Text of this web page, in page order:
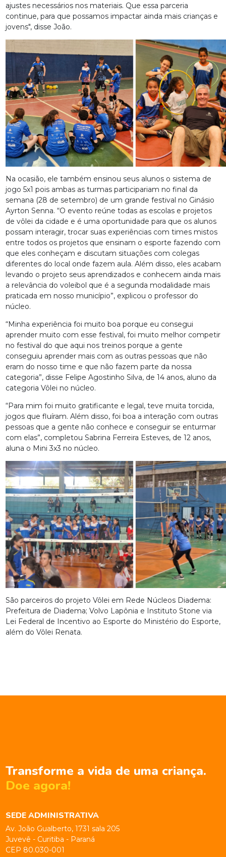
ajustes necessários nos materiais. Que essa parceria
continue, para que possamos impactar ainda mais crianças e
jovens", disse João.
Na ocasião, ele também ensinou seus alunos o sistema de
jogo 5x1 pois ambas as turmas participariam no final da
semana (28 de setembro) de um grande festival no Ginásio
Ayrton Senna. “O evento reúne todas as escolas e projetos
de vôlei da cidade e é uma oportunidade para que os alunos
possam interagir, trocar suas experiências com times mistos
entre todos os projetos que ensinam o esporte fazendo com
que eles conheçam e discutam situações com colegas
diferentes do local onde fazem aula. Além disso, eles acabam
levando o projeto seus aprendizados e conhecem ainda mais
a relevância do voleibol que é a segunda modalidade mais
praticada em nosso município”, explicou o professor do
núcleo.
“Minha experiência foi muito boa porque eu consegui
aprender muito com esse festival, foi muito melhor competir
no festival do que aqui nos treinos porque a gente
conseguiu aprender mais com as outras pessoas que não
eram do nosso time e que não fazem parte da nossa
categoria”, disse Felipe Agostinho Silva, de 14 anos, aluno da
categoria Vôlei no núcleo.
“Para mim foi muito gratificante e legal, teve muita torcida,
jogos que fluíram. Além disso, foi boa a interação com outras
pessoas que a gente não conhece e conseguir se enturmar
com elas”, completou Sabrina Ferreira Esteves, de 12 anos,
aluna o Mini 3x3 no núcleo.
São parceiros do projeto Vôlei em Rede Núcleos Diadema:
Prefeitura de Diadema; Volvo Lapônia e Instituto Stone via
Lei Federal de Incentivo ao Esporte do Ministério do Esporte,
além do Vôlei Renata.
Transforme a vida de uma criança.
Doe agora!
SEDE ADMINISTRATIVA
Av. João Gualberto, 1731 sala 205
Juvevê - Curitiba - Paraná
CEP 80.030-001